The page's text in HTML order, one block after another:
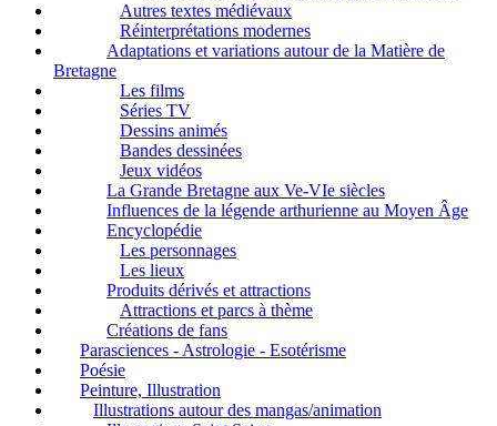
Autres textes médiévaux
Réinterprétations modernes
Adaptations et variations autour de la Matière de
Bretagne
Les films
Séries TV
Dessins animés
Bandes dessinées
Jeux vidéos
La Grande Bretagne aux Ve-VIe siècles
Influences de la légende arthurienne au Moyen Âge
Encyclopédie
Les personnages
Les lieux
Produits dérivés et attractions
Attractions et parcs à thème
Créations de fans
Parasciences - Astrologie - Esotérisme
Poésie
Peinture, Illustration
Illustrations autour des mangas/animation